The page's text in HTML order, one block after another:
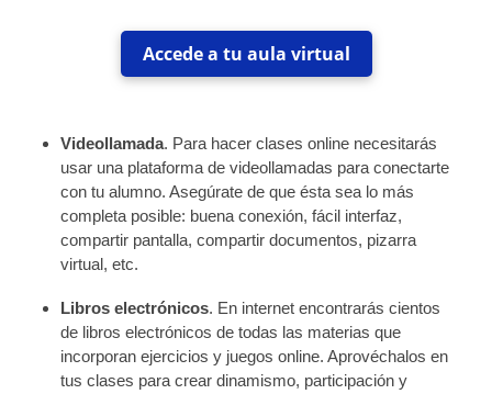
Accede a tu aula virtual
Videollamada. Para hacer clases online necesitarás
usar una plataforma de videollamadas para conectarte
con tu alumno. Asegúrate de que ésta sea lo más
completa posible: buena conexión, fácil interfaz,
compartir pantalla, compartir documentos, pizarra
virtual, etc.
Libros electrónicos. En internet encontrarás cientos
de libros electrónicos de todas las materias que
incorporan ejercicios y juegos online. Aprovéchalos en
tus clases para crear dinamismo, participación y